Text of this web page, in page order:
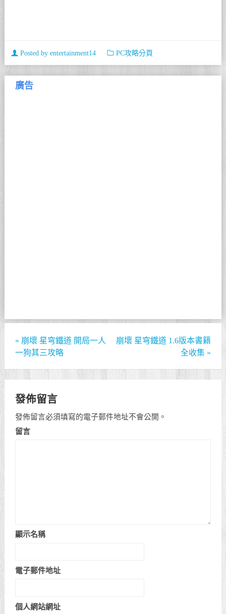
Posted by entertainment14 PC攻略分頁
廣告
« 崩壞 星穹鐵道 開局一人
一狗其三攻略
崩壞 星穹鐵道 1.6版本書籍
全收集 »
發佈留言
發佈留言必須填寫的電子郵件地址不會公開。
留言
顯示名稱
電子郵件地址
個人網站網址